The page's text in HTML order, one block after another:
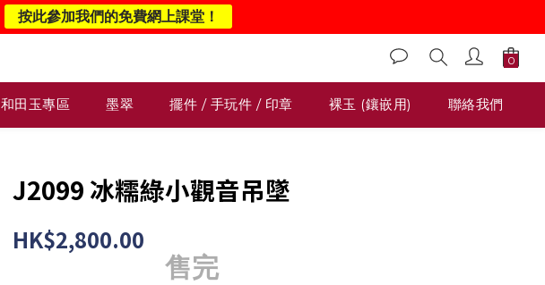
和田玉專區 墨翠 擺件 / 手玩件 / 印章 裸玉 (鑲嵌用) 聯絡我們
J2099 冰糯綠小觀音吊墜
HK$2,800.00
售完
按此參加我們的免費網上課堂！